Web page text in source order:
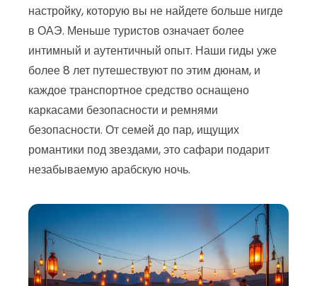
настройку, которую вы не найдете больше нигде
в ОАЭ. Меньше туристов означает более
интимный и аутентичный опыт. Наши гиды уже
более 8 лет путешествуют по этим дюнам, и
каждое транспортное средство оснащено
каркасами безопасности и ремнями
безопасности. От семей до пар, ищущих
романтики под звездами, это сафари подарит
незабываемую арабскую ночь.